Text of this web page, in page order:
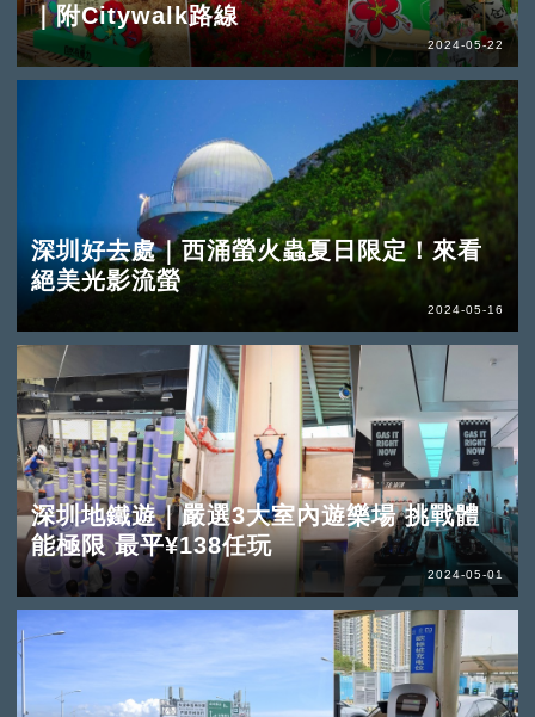
｜附Citywalk路線
2024-05-22
深圳好去處｜西涌螢火蟲夏日限定！來看
絕美光影流螢
2024-05-16
深圳地鐵遊｜嚴選3大室內遊樂場 挑戰體
能極限 最平¥138任玩
2024-05-01